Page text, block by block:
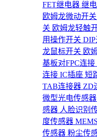
FET继电器 继
欧姆龙微动开关
关 欧姆龙轻触
用操作开关 DIP
龙鼠标开关 欧
基板对FPC连接
连接 IC插座 短
TAB连接器 ZD
微型光电传感器
感器 人脸识别
度传感器
传感器 粉尘传